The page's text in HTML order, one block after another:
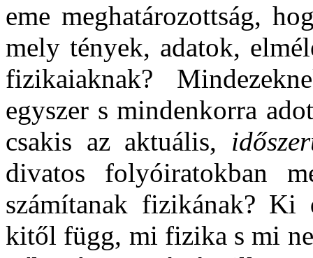
eme meghatározottság,
mely tények, adatok,
fizikaiaknak?
egyszer s mindenkorra
csakis az aktuális,
divatos folyóiratokban
számítanak fizikának? Ki
kitől függ, mi fizika s mi